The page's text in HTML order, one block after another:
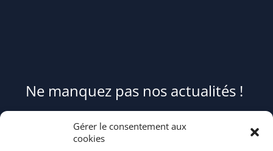
Gérer le consentement aux
cookies
Ne manquez pas nos actualités !
conseils et astuces pour mieux trier et réduire vos déchets,